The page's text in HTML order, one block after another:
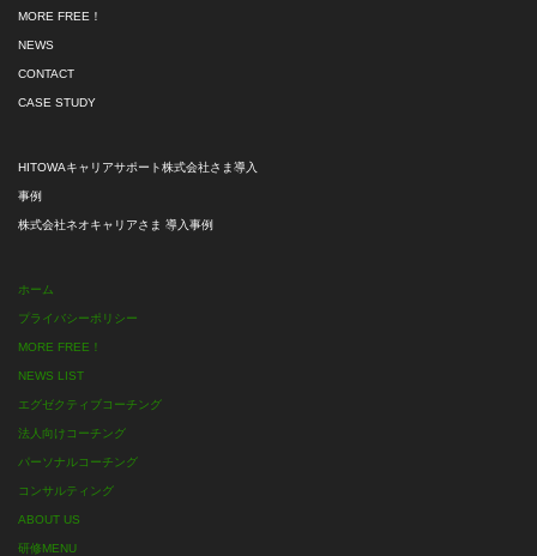
MORE FREE！
NEWS
CONTACT
CASE STUDY
HITOWAキャリアサポート株式会社さま導入
事例
株式会社ネオキャリアさま 導入事例
ホーム
プライバシーポリシー
MORE FREE！
NEWS LIST
エグゼクティブコーチング
法人向けコーチング
パーソナルコーチング
コンサルティング
ABOUT US
研修MENU